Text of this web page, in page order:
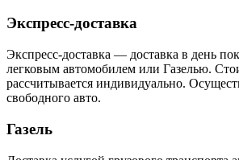
Экспресс-доставка
Экспресс-доставка — доставка в день
легковым автомобилем или Газелью.
рассчитывается индивидуально.
свободного авто.
Газель